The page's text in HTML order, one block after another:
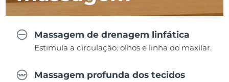
Massagem de drenagem linfática
Estimula a circulação: olhos e linha do maxilar.
Massagem profunda dos tecidos